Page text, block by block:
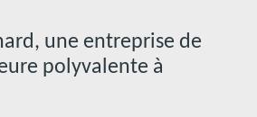
une entreprise de
polyvalente à